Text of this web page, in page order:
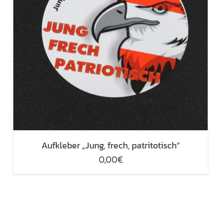
Aufkleber „Jung, frech, patritotisch“
0,00€